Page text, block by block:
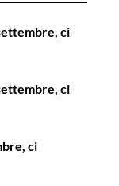
ci
ci
ci